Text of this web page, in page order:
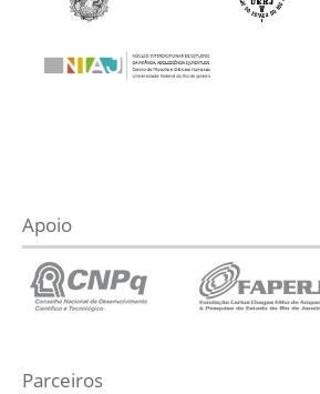
Apoio
Parceiros